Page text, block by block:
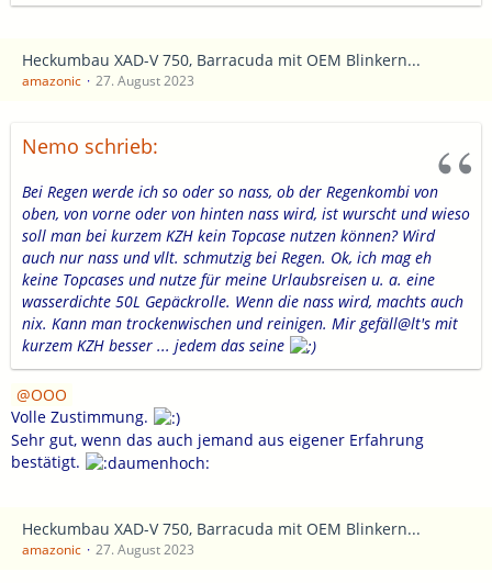
Heckumbau XAD-V 750, Barracuda mit OEM Blinkern...
amazonic 27. August 2023
Nemo schrieb:
Bei Regen werde ich so oder so nass, ob der Regenkombi von
oben, von vorne oder von hinten nass wird, ist wurscht und wieso
soll man bei kurzem KZH kein Topcase nutzen können? Wird
auch nur nass und vllt. schmutzig bei Regen. Ok, ich mag eh
keine Topcases und nutze für meine Urlaubsreisen u. a. eine
wasserdichte 50L Gepäckrolle. Wenn die nass wird, machts auch
nix. Kann man trockenwischen und reinigen. Mir gefäll@lt's mit
kurzem KZH besser ... jedem das seine
OOO
Volle Zustimmung.
Sehr gut, wenn das auch jemand aus eigener Erfahrung
bestätigt.
Heckumbau XAD-V 750, Barracuda mit OEM Blinkern...
amazonic 27. August 2023